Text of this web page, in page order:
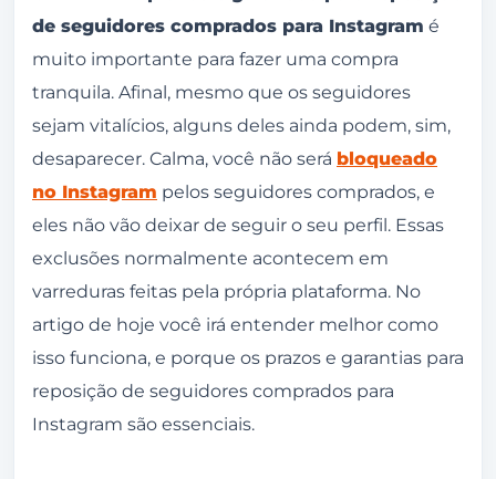
você precisa ter
Não sabia que os seguidores podem sumir e
comprei sem garantia
Como funcionam os prazos e garantias para
reposição de seguidores comprados para
Instagram?
Por que meus seguidores comprados
desaparecem do Instagram?
O que mais preciso saber antes de comprar
seguidores para Instagram?
Tem como remover os seguidores comprados
de seguidores comprados para Instagram é
muito importante para fazer uma compra
tranquila. Afinal, mesmo que os seguidores
sejam vitalícios, alguns deles ainda podem, sim,
desaparecer. Calma, você não será bloqueado
no Instagram pelos seguidores comprados, e
eles não vão deixar de seguir o seu perfil. Essas
exclusões normalmente acontecem em
varreduras feitas pela própria plataforma. No
artigo de hoje você irá entender melhor como
isso funciona, e porque os prazos e garantias para
reposição de seguidores comprados para
Instagram são essenciais.